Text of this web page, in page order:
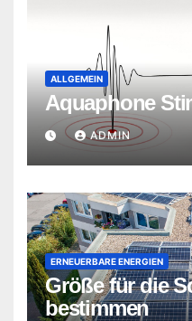
ALLGEMEIN
Aquaphone
ADMIN
ERNEUERBARE ENERGIEN
Größe für die
bestimmen